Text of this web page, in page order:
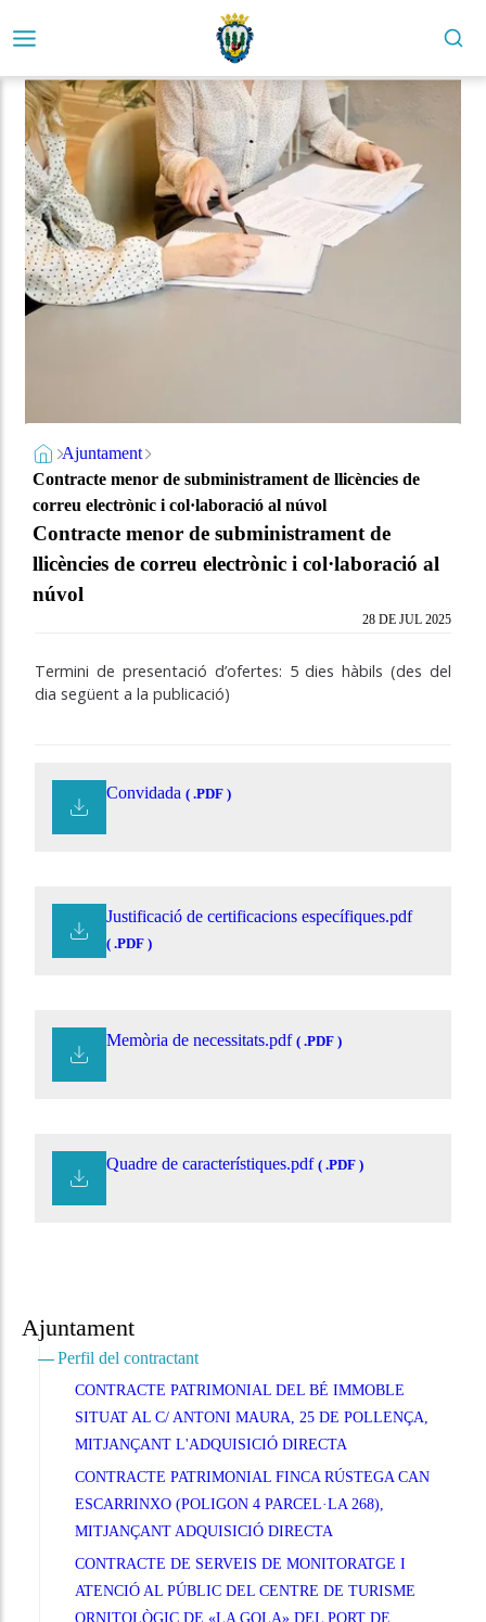
Ajuntament
Contracte menor de subministrament de llicències de
correu electrònic i col·laboració al núvol
Contracte menor de subministrament de
llicències de correu electrònic i col·laboració al
núvol
Ajuntament
Perfil del contractant
CONTRACTE PATRIMONIAL DEL BÉ IMMOBLE
SITUAT AL C/ ANTONI MAURA, 25 DE POLLENÇA,
MITJANÇANT L'ADQUISICIÓ DIRECTA
CONTRACTE PATRIMONIAL FINCA RÚSTEGA CAN
ESCARRINXO (POLIGON 4 PARCEL·LA 268),
MITJANÇANT ADQUISICIÓ DIRECTA
CONTRACTE DE SERVEIS DE MONITORATGE I
ATENCIÓ AL PÚBLIC DEL CENTRE DE TURISME
ORNITOLÒGIC DE «LA GOLA» DEL PORT DE
28 DE JUL 2025
Termini de presentació d’ofertes: 5 dies hàbils (des del
dia següent a la publicació)
Convidada ( .PDF )
Justificació de certificacions específiques.pdf
( .PDF )
Memòria de necessitats.pdf ( .PDF )
Quadre de característiques.pdf ( .PDF )